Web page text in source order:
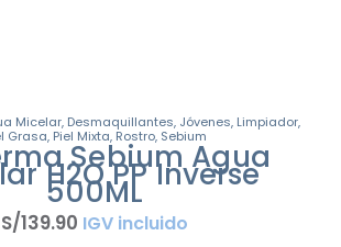
Micelar, Desmaquillantes, Jóvenes, Limpiador,
Grasa, Piel Mixta, Rostro, Sebium
Sebium Agua
H2O PP Inverse
500ML
S/139.90 IGV incluido